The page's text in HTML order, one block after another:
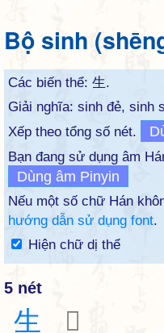
Bộ sinh
Các biến thể: 生.
Giải nghĩa: sinh đẻ, sinh
Xếp theo tổng số nét.
Bạn đang sử dụng âm
Dùng âm Pinyin
Nếu một số chữ Hán
hướng dẫn sử dụng font.
Hiện chữ dị thể
5 nét
生 𤯓